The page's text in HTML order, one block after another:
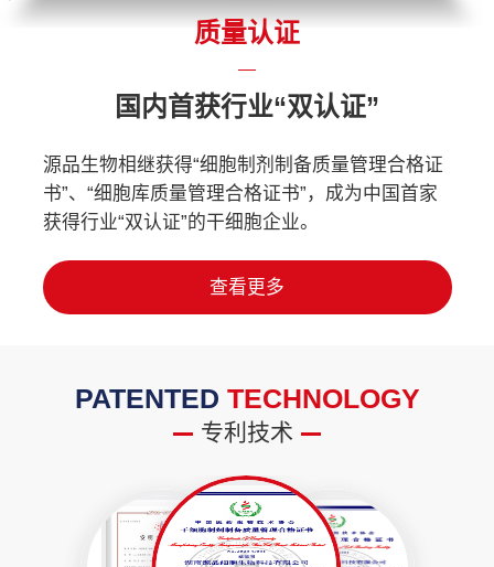
质量认证
国内首获行业“双认证”
源品生物相继获得“细胞制剂制备质量管理合格证
书”、“细胞库质量管理合格证书”，成为中国首家
获得行业“双认证”的干细胞企业。
查看更多
PATENTED TECHNOLOGY
专利技术